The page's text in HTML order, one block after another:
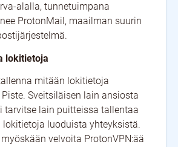
alalla, tunnetuimpana
ProtonMail, maailman suurin
lokitietoja
mitään lokitietoja
Sveitsiläisen lain ansiosta
tarvitse lain puitteissa tallentaa
luoduista yhteyksistä.
velvoita ProtonVPN:ää